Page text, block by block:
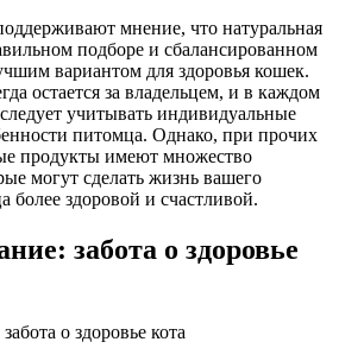
мнение, что натуральная
подборе и сбалансированном
вариантом для здоровья кошек.
остается за владельцем, и в каждом
учитывать индивидуальные
питомца. Однако, при прочих
продукты имеют множество
могут сделать жизнь вашего
здоровой и счастливой.
забота о здоровье